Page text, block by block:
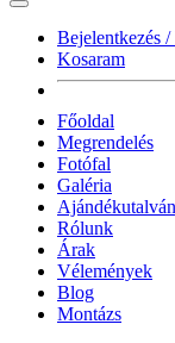
Bejelentkezés
Kosaram
Főoldal
Megrendelés
Fotófal
Galéria
Rólunk
Árak
Vélemények
Blog
Montázs